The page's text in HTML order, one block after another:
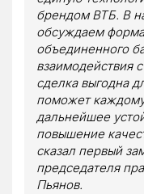
брендом ВТБ. В
обсуждаем
объединенного
взаимодействия
сделка выгодна
поможет
дальнейшее
повышение
сказал первый
председателя
Пьянов.